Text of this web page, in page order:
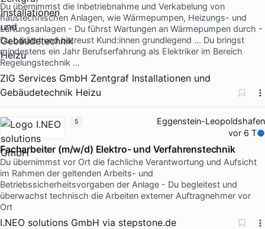
Du übernimmst die Inbetriebnahme und Verkabelung von
haustechnischen Anlagen, wie Wärmepumpen, Heizungs- und
Lüftungsanlagen - Du führst Wartungen an Wärmepumpen durch -
Du berätst und betreust Kund:innen grundlegend … Du bringst
mindestens ein Jahr Berufserfahrung als Elektriker im Bereich
Regelungstechnik …
ZIG Services GmbH Zentgraf Installationen und
Gebäudetechnik Heizu
Eggenstein-Leopoldshafen
vor 6 T
Facharbeiter (m/w/d) Elektro- und Verfahrenstechnik
Du übernimmst vor Ort die fachliche Verantwortung und Aufsicht
im Rahmen der geltenden Arbeits- und
Betriebssicherheitsvorgaben der Anlage - Du begleitest und
überwachst technisch die Arbeiten externer Auftragnehmer vor
Ort
I.NEO solutions GmbH via stepstone.de
5